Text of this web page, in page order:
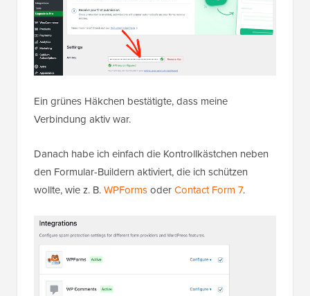
Ein grünes Häkchen bestätigte, dass meine
Verbindung aktiv war.
Danach habe ich einfach die Kontrollkästchen neben
den Formular-Buildern aktiviert, die ich schützen
wollte, wie z. B.WPFormsoderContact Form 7.